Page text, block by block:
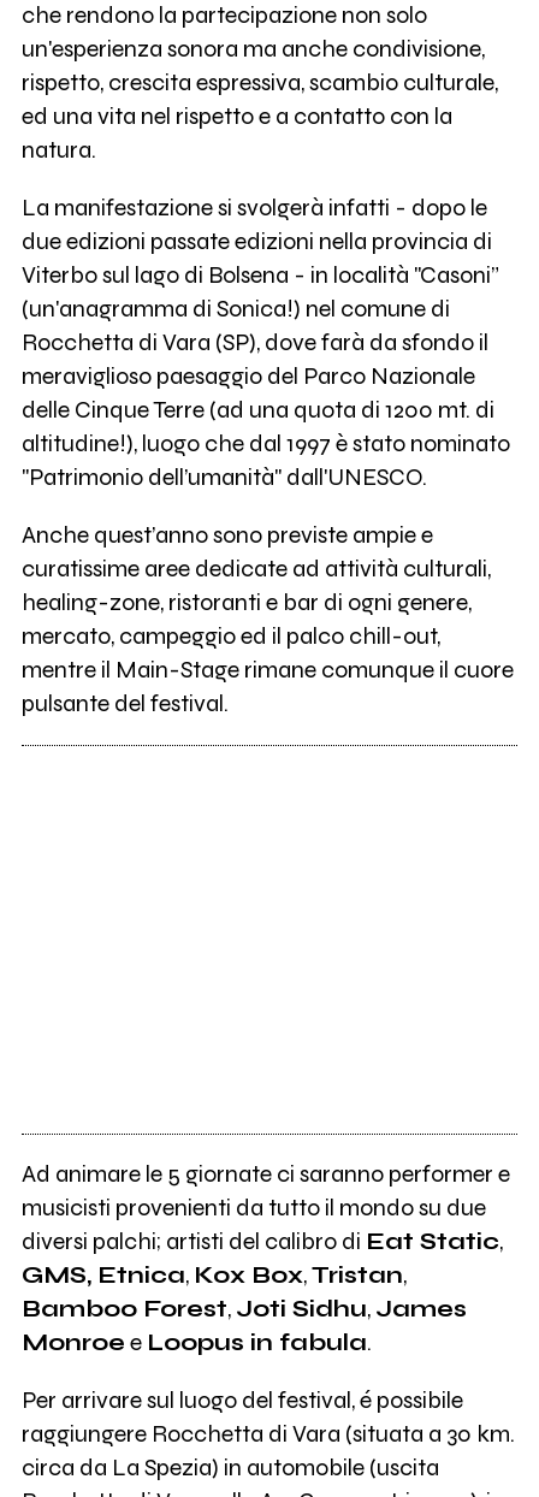
che rendono la partecipazione non solo
un'esperienza sonora ma anche condivisione,
rispetto, crescita espressiva, scambio culturale,
ed una vita nel rispetto e a contatto con la
natura.
La manifestazione si svolgerà infatti - dopo le
due edizioni passate edizioni nella provincia di
Viterbo sul lago di Bolsena - in località "Casoni”
(un'anagramma di Sonica!) nel comune di
Rocchetta di Vara (SP), dove farà da sfondo il
meraviglioso paesaggio del Parco Nazionale
delle Cinque Terre (ad una quota di 1200 mt. di
altitudine!), luogo che dal 1997 è stato nominato
"Patrimonio dell’umanità" dall'UNESCO.
Anche quest’anno sono previste ampie e
curatissime aree dedicate ad attività culturali,
healing-zone, ristoranti e bar di ogni genere,
mercato, campeggio ed il palco chill-out,
mentre il Main-Stage rimane comunque il cuore
pulsante del festival.
Ad animare le 5 giornate ci saranno performer e
musicisti provenienti da tutto il mondo su due
diversi palchi; artisti del calibro di Eat Static,
GMS, Etnica, Kox Box,Tristan,
Bamboo Forest, Joti Sidhu, James
Monroe e Loopus in fabula.
Per arrivare sul luogo del festival, é possibile
raggiungere Rocchetta di Vara (situata a 30 km.
circa da La Spezia) in automobile (uscita